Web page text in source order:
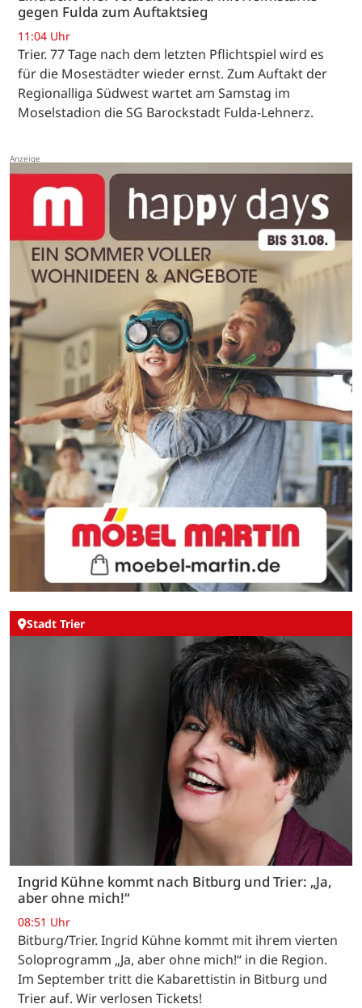
gegen Fulda zum Auftaktsieg
11:04 Uhr
Trier. 77 Tage nach dem letzten Pflichtspiel wird es
für die Mosestädter wieder ernst. Zum Auftakt der
Regionalliga Südwest wartet am Samstag im
Moselstadion die SG Barockstadt Fulda-Lehnerz.
Stadt Trier
Ingrid Kühne kommt nach Bitburg und Trier: „Ja,
aber ohne mich!“
08:51 Uhr
Bitburg/Trier. Ingrid Kühne kommt mit ihrem vierten
Soloprogramm „Ja, aber ohne mich!“ in die Region.
Im September tritt die Kabarettistin in Bitburg und
Trier auf. Wir verlosen Tickets!